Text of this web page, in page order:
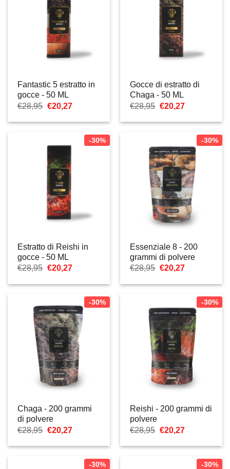
Fantastic 5 estratto in
gocce - 50 ML
€28,95 Il
originale
€20,27Il
attuale
€20,27.
Gocce di estratto di
Chaga - 50 ML
€28,95 Il
originale
€20,27Il
attuale
€20,27.
-30%
Estratto di Reishi in
gocce - 50 ML
€28,95 Il
originale
€20,27Il
attuale
€20,27.
-30%
Essenziale 8 - 200
grammi di polvere
€28,95 Il
originale
€20,27Il
attuale
€20,27.
-30%
Chaga - 200 grammi
di polvere
€28,95 Il
originale
€20,27Il
attuale
€20,27.
-30%
Reishi - 200 grammi di
polvere
€28,95 Il
originale
€20,27Il
attuale
€20,27.
-30% -30%